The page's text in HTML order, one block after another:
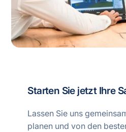
Starten Sie jetzt Ihre
Lassen Sie uns
planen und von den